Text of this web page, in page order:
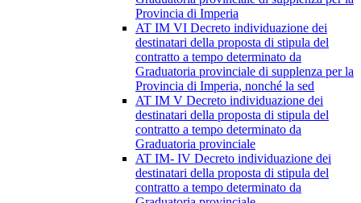
Provincia di Imperia
AT IM VI Decreto individuazione dei
destinatari della proposta di stipula del
contratto a tempo determinato da
Graduatoria provinciale di supplenza per la
Provincia di Imperia, nonché la sed
AT IM V Decreto individuazione dei
destinatari della proposta di stipula del
contratto a tempo determinato da
Graduatoria provinciale
AT IM- IV Decreto individuazione dei
destinatari della proposta di stipula del
contratto a tempo determinato da